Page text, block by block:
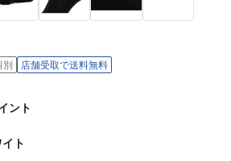
別 店舗受取で送料無料
ント
ト